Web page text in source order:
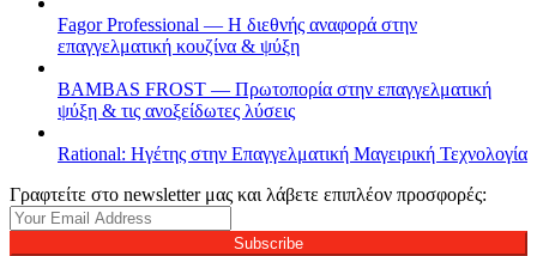
Fagor Professional — Η διεθνής αναφορά στην
επαγγελματική κουζίνα & ψύξη
BAMBAS FROST — Πρωτοπορία στην επαγγελματική
ψύξη & τις ανοξείδωτες λύσεις
Rational: Ηγέτης στην Επαγγελματική Μαγειρική Τεχνολογία
Γραφτείτε στο newsletter μας και λάβετε επιπλέον προσφορές:
Subscribe